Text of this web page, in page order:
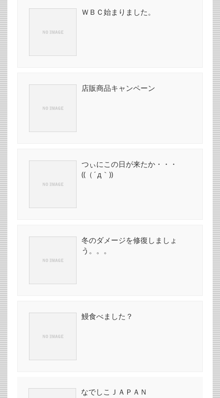
ＷＢＣ始まりました。
店販商品キャンペーン
つぃにこの日が来たか・・・
((（´д｀))
冬のダメージを修復しましょ
う。。。
鰻食べました？
なでしこＪＡＰＡＮ